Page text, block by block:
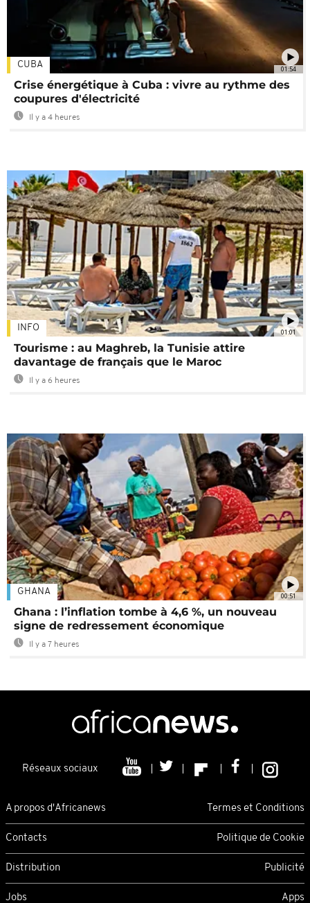
01:54
CUBA
Crise énergétique à Cuba : vivre au rythme des
coupures d'électricité
Il y a 4 heures
01:01
INFO
Tourisme : au Maghreb, la Tunisie attire
davantage de français que le Maroc
Il y a 6 heures
00:51
GHANA
Ghana : l’inflation tombe à 4,6 %, un nouveau
signe de redressement économique
Il y a 7 heures
Réseaux sociaux
A propos d'Africanews Termes et Conditions
Contacts Politique de Cookie
Distribution Publicité
Jobs Apps